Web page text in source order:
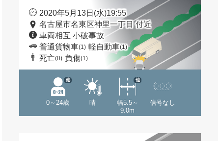
2020年5月13日(水)19:55
名古屋市名東区神里一丁目 付近
車両相互 小破事故
普通貨物車(1) 軽自動車(1)
死亡(0) 負傷(1)
0～24歳
他
晴
幅5.5～
9.0m
他
信号なし